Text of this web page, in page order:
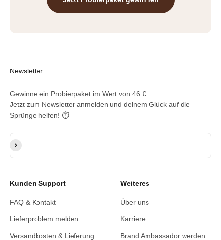
Newsletter
Gewinne ein Probierpaket im Wert von 46 €
Jetzt zum Newsletter anmelden und deinem Glück auf die
Sprünge helfen! ⏱️
E-Mail-Adresse
Abonnieren
Kunden Support
FAQ & Kontakt
Lieferproblem melden
Versandkosten & Lieferung
Weiteres
Über uns
Karriere
Brand Ambassador werden